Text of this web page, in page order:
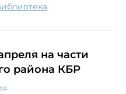
библиотека
на части
района КБР